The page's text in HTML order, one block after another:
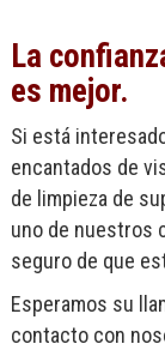
La
es mejor.
Si está
encantados de
de limpieza de
uno de nuestros
seguro de que
Esperamos su
contacto con